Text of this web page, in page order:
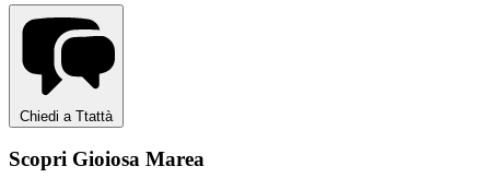
Chiedi a Ttattà
Scopri Gioiosa Marea